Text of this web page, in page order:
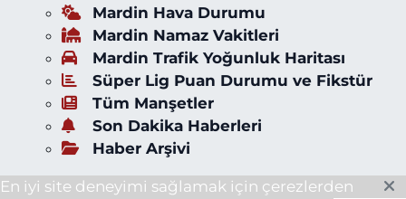
Mardin Hava Durumu
Mardin Namaz Vakitleri
Mardin Trafik Yoğunluk Haritası
Süper Lig Puan Durumu ve Fikstür
Tüm Manşetler
Son Dakika Haberleri
Haber Arşivi
En iyi site deneyimi sağlamak için çerezlerden